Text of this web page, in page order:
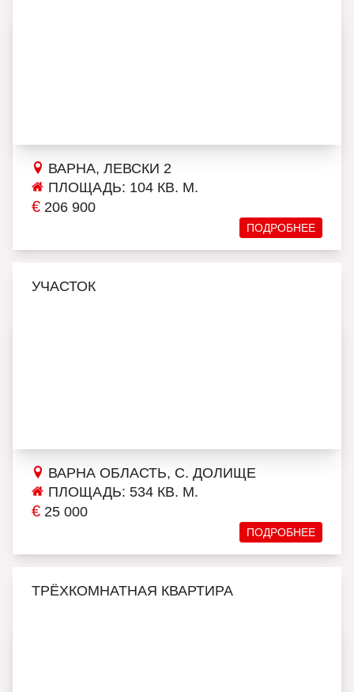
ВАРНА, ЛЕВСКИ 2
ПЛОЩАДЬ: 104 КВ. М.
€ 206 900
ПОДРОБНЕЕ
УЧАСТОК
ВАРНА ОБЛАСТЬ, С. ДОЛИЩЕ
ПЛОЩАДЬ: 534 КВ. М.
€ 25 000
ПОДРОБНЕЕ
ТРЁХКОМНАТНАЯ КВАРТИРА